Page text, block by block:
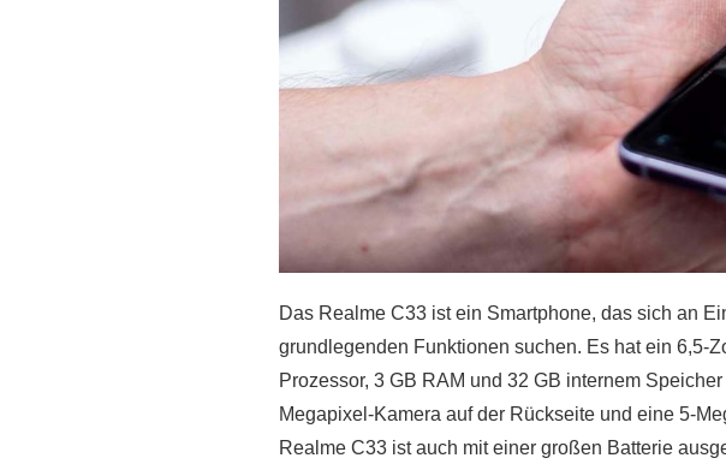
Das Realme C33 ist ein Smartphone, das sich an
grundlegenden Funktionen suchen. Es hat ein 6,5-
Prozessor, 3 GB RAM und 32 GB internem
Megapixel-Kamera auf der Rückseite und eine 5-
Realme C33 ist auch mit einer großen Batterie